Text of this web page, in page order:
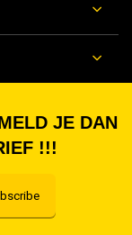
JE DAN
!!!